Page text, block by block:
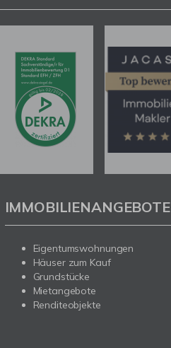
IMMOBILIENANGEBOTE
Eigentumswohnungen
Häuser zum Kauf
Grundstücke
Mietangebote
Renditeobjekte